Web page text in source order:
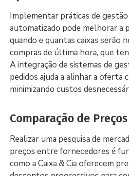
Implementar práticas de
automatizado pode melhorar a
quando e quantas caixas serão
compras de última hora, que
A integração de sistemas de
pedidos ajuda a alinhar a oferta
minimizando custos
Comparação de
Realizar uma pesquisa de
preços entre fornecedores é
como a Caixa & Cia oferecem